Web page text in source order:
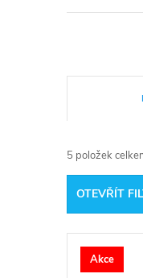
a
z
e
n
5 položek
OTEVŘÍT
VAkce